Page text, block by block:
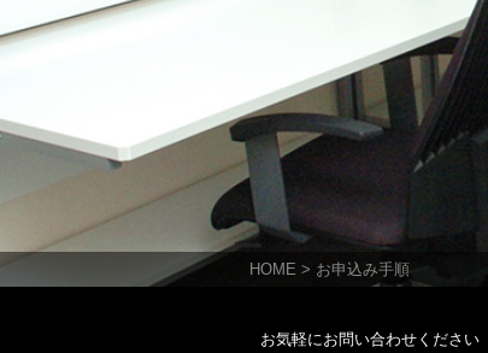
HOME > お申込み手順
お気軽にお問い合わせください